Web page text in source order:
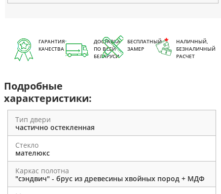
ГАРАНТИЯ
КАЧЕСТВА
ДОСТАВКА
ПО ВСЕЙ
БЕЛАРУСИ
БЕСПЛАТНЫЙ
ЗАМЕР
НАЛИЧНЫЙ,
БЕЗНАЛИЧНЫЙ
РАСЧЕТ
Подробные
характеристики:
Тип двери
частично остекленная
Стекло
мателюкс
Каркас полотна
"сэндвич" - брус из древесины хвойных пород + МДФ